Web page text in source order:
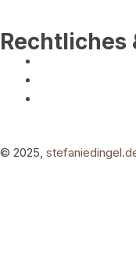
Rechtliches
© 2025,